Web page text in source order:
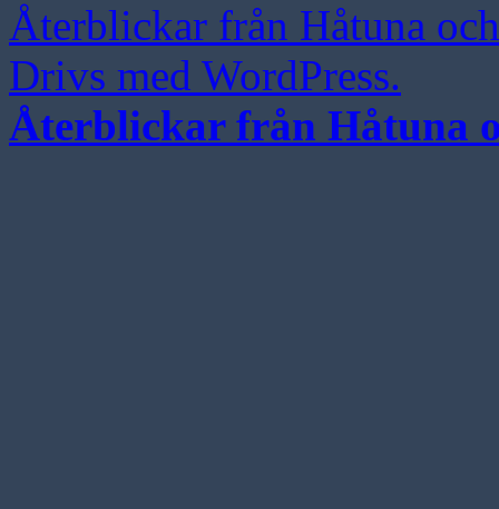
Återblickar från Håtuna
Drivs med WordPress.
Återblickar från Håtuna